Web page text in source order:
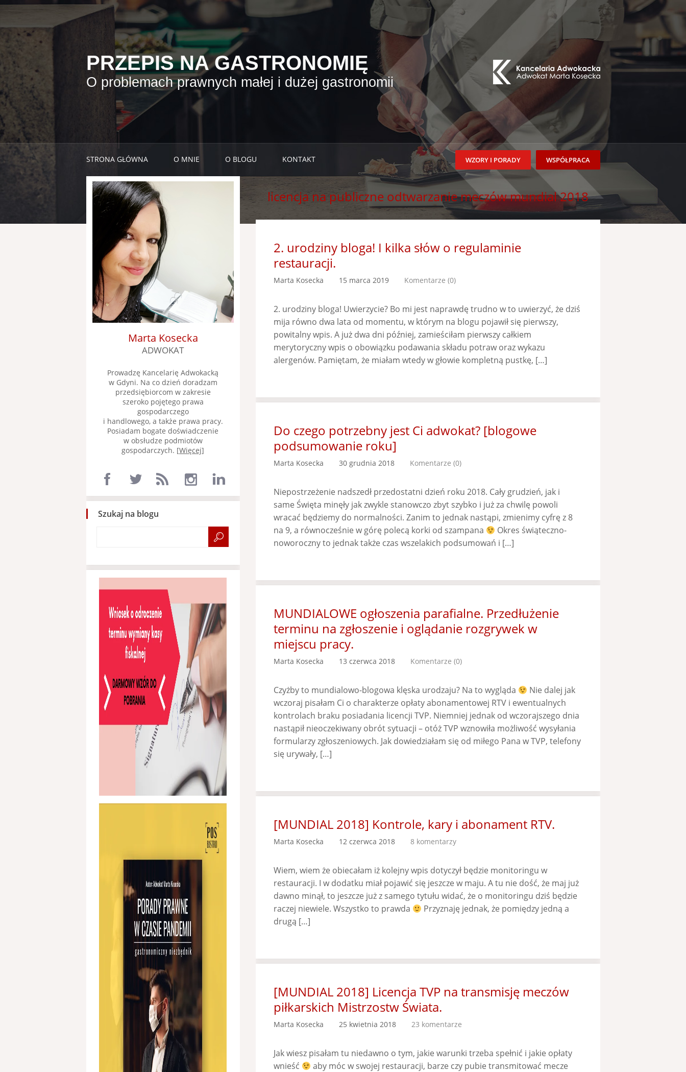
PRZEPIS NA GASTRONOMIĘ
O problemach prawnych małej i dużej gastronomii
STRONA GŁÓWNA O MNIE O BLOGU KONTAKT WSPÓŁPRACA
WZORY I PORADY
licencja na publiczne odtwarzanie meczów mundial 2018
2. urodziny bloga! I kilka słów o regulaminie
restauracji.
Marta Kosecka 15 marca 2019 Komentarze (0)
2. urodziny bloga! Uwierzycie? Bo mi jest naprawdę trudno w to uwierzyć, że dziś
mija równo dwa lata od momentu, w którym na blogu pojawił się pierwszy,
powitalny wpis. A już dwa dni później, zamieściłam pierwszy całkiem
merytoryczny wpis o obowiązku podawania składu potraw oraz wykazu
alergenów. Pamiętam, że miałam wtedy w głowie kompletną pustkę, […]
Do czego potrzebny jest Ci adwokat? [blogowe
podsumowanie roku]
Marta Kosecka 30 grudnia 2018 Komentarze (0)
Niepostrzeżenie nadszedł przedostatni dzień roku 2018. Cały grudzień, jak i
same Święta minęły jak zwykle stanowczo zbyt szybko i już za chwilę powoli
wracać będziemy do normalności. Zanim to jednak nastąpi, zmienimy cyfrę z 8
na 9, a równocześnie w górę polecą korki od szampana
Okres świąteczno-
noworoczny to jednak także czas wszelakich podsumowań i […]
MUNDIALOWE ogłoszenia parafialne. Przedłużenie
terminu na zgłoszenie i oglądanie rozgrywek w
miejscu pracy.
Marta Kosecka 13 czerwca 2018 Komentarze (0)
Czyżby to mundialowo-blogowa klęska urodzaju? Na to wygląda
Nie dalej jak
wczoraj pisałam Ci o charakterze opłaty abonamentowej RTV i ewentualnych
kontrolach braku posiadania licencji TVP. Niemniej jednak od wczorajszego dnia
nastąpił nieoczekiwany obrót sytuacji – otóż TVP wznowiła możliwość wysyłania
formularzy zgłoszeniowych. Jak dowiedziałam się od miłego Pana w TVP, telefony
się urywały, […]
[MUNDIAL 2018] Kontrole, kary i abonament RTV.
Marta Kosecka 12 czerwca 2018 8 komentarzy
Wiem, wiem że obiecałam iż kolejny wpis dotyczył będzie monitoringu w
restauracji. I w dodatku miał pojawić się jeszcze w maju. A tu nie dość, że maj już
dawno minął, to jeszcze już z samego tytułu widać, że o monitoringu dziś będzie
raczej niewiele. Wszystko to prawda
Przyznaję jednak, że pomiędzy jedną a
drugą […]
[MUNDIAL 2018] Licencja TVP na transmisję meczów
piłkarskich Mistrzostw Świata.
Marta Kosecka 25 kwietnia 2018 23 komentarze
Jak wiesz pisałam tu niedawno o tym, jakie warunki trzeba spełnić i jakie opłaty
wnieść
aby móc w swojej restauracji, barze czy pubie transmitować mecze
Marta Kosecka
ADWOKAT
Prowadzę Kancelarię Adwokacką
w Gdyni. Na co dzień doradzam
przedsiębiorcom w zakresie
szeroko pojętego prawa
gospodarczego
i handlowego, a także prawa pracy.
Posiadam bogate doświadczenie
w obsłudze podmiotów
gospodarczych. [Więcej]
Szukaj na blogu